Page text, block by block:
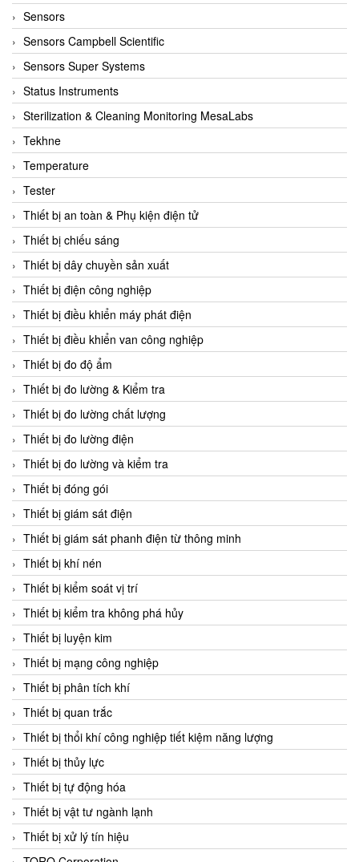
Calectro
Campbell Scientific
Canneed Vietnam
Cantoni
CAPS
CAREL Parts
CCS
CD Automation
CEAG Sicherheitst
CEIA Vietnam
Celduc Vietnam
Cemb
Centec GmbH
CEQUBE
CHAUVIN ARNOUX
Checkline
Chino
Chiyoda Seiki
Chiyoda-Tsusho
Chongqing Huaneng
Chromalox
ChuanYi
CIC
Clage
Clake Fololo
Clark Cooper
CMC Ventilazione
Coax Valves Inc
Codel
Cofimco
Coltraco
Comat Releco
Comax
COMETECH VietNam
Sensors
Sensors Campbell Scientific
Sensors Super Systems
Status Instruments
Sterilization & Cleaning Monitoring MesaLabs
Tekhne
Temperature
Tester
Thiết bị an toàn & Phụ kiện điện tử
Thiết bị chiếu sáng
Thiết bị dây chuyền sản xuất
Thiết bị điện công nghiệp
Thiết bị điều khiển máy phát điện
Thiết bị điều khiển van công nghiệp
Thiết bị đo độ ẩm
Thiết bị đo lường & Kiểm tra
Thiết bị đo lường chất lượng
Thiết bị đo lường điện
Thiết bị đo lường và kiểm tra
Thiết bị đóng gói
Thiết bị giám sát điện
Thiết bị giám sát phanh điện từ thông minh
Thiết bị khí nén
Thiết bị kiểm soát vị trí
Thiết bị kiểm tra không phá hủy
Thiết bị luyện kim
Thiết bị mạng công nghiệp
Thiết bị phân tích khí
Thiết bị quan trắc
Thiết bị thổi khí công nghiệp tiết kiệm năng lượng
Thiết bị thủy lực
Thiết bị tự động hóa
Thiết bị vật tư ngành lạnh
Thiết bị xử lý tín hiệu